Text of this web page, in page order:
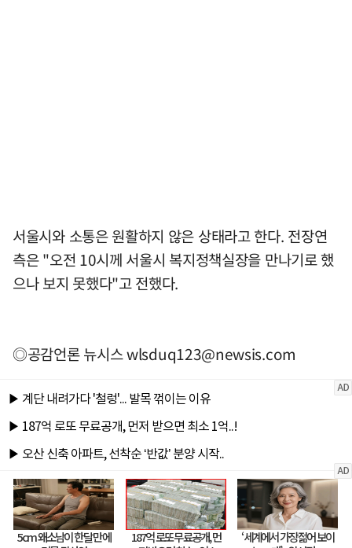
서울시와 소통은 원활하지 않은 상태라고 한다. 전장연
측은 "오전 10시께 서울시 복지정책실장을 만나기로 했
으나 보지 못했다"고 전했다.
◎공감언론 뉴시스wlsduq123@newsis.com